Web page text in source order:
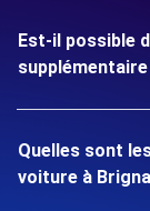
Est-il possible
supplémentaire
Quelles sont
voiture à